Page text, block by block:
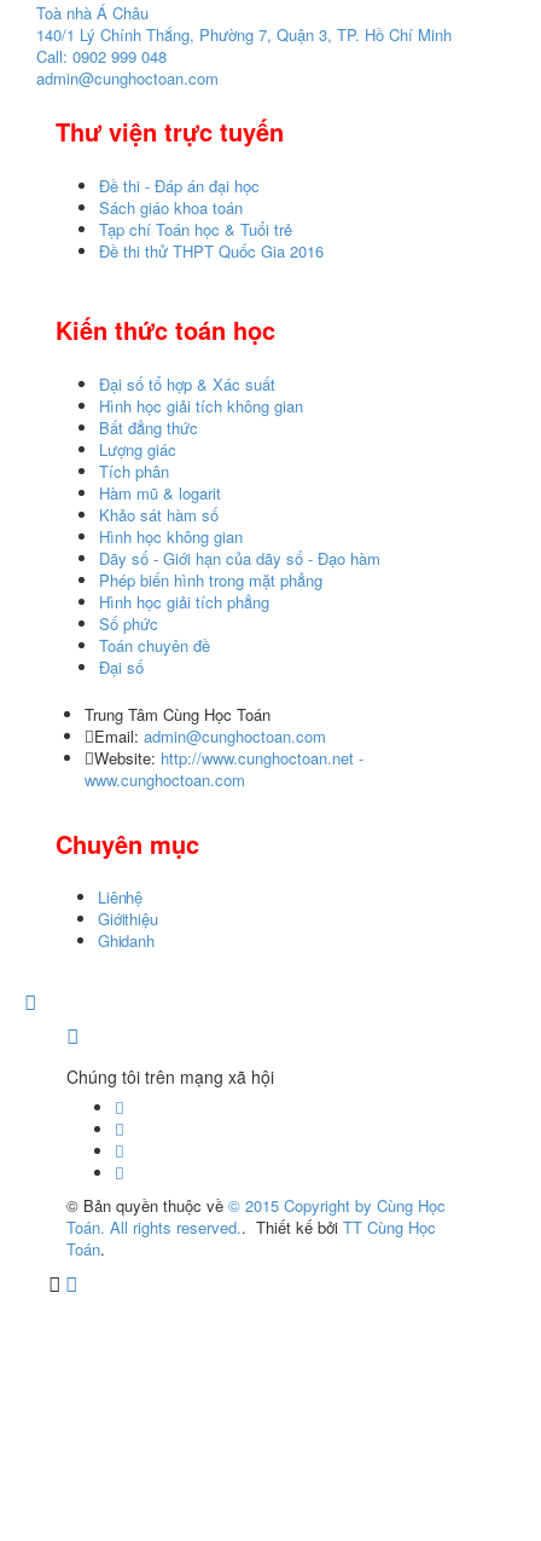
Toà nhà Á Châu
140/1 Lý Chính Thắng, Phường 7, Quận 3, TP. Hồ Chí Minh
Call: 0902 999 048
admin@cunghoctoan.com
Thư viện trực tuyến
Đề thi - Đáp án đại học
Sách giáo khoa toán
Tạp chí Toán học & Tuổi trẻ
Đề thi thử THPT Quốc Gia 2016
Kiến thức toán học
Đại số tổ hợp & Xác suất
Hình học giải tích không gian
Bất đẳng thức
Lượng giác
Tích phân
Hàm mũ & logarit
Khảo sát hàm số
Hình học không gian
Dãy số - Giới hạn của dãy số - Đạo hàm
Phép biến hình trong mặt phẳng
Hình học giải tích phẳng
Số phức
Toán chuyên đề
Đại số
Trung Tâm Cùng Học Toán
Email: admin@cunghoctoan.com
Website: http://www.cunghoctoan.net -
www.cunghoctoan.com
Chuyên mục
Liên hệ
Giới thiệu
Ghi danh
Chúng tôi trên mạng xã hội
© Bản quyền thuộc về © 2015 Copyright by Cùng Học
Toán. All rights reserved.. Thiết kế bởi TT Cùng Học
Toán.